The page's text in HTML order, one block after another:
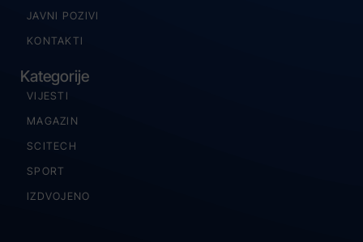
JAVNI POZIVI
KONTAKTI
Kategorije
VIJESTI
MAGAZIN
SCITECH
SPORT
IZDVOJENO